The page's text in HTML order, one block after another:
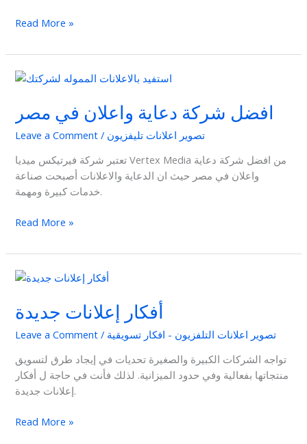
Read More »
افضل شركة دعاية واعلان في مصر
Leave a Comment / تصوير اعلانات تليفزيون
تعتبر شركة فيرتيكس ميديا Vertex Media من افضل شركة دعاية
واعلان في مصر حيث ان الدعاية والاعلانات أصبحت صناعة
خدمات كبيرة ومهمة.
افضل
واعلان
في
مصر
Read More »
أفكار إعلانات جديدة
Leave a Comment / تصوير اعلانات التلفزيون - افكار تسويقية
تواجه الشركات الكبيرة والصغيرة تحديات في إيجاد طرق لتسويق
منتجاتها بفعالية وفي حدود الميزانية. لذلك فأنت في حاجة ل أفكار
إعلانات جديدة.
أفكار
جديدة
Read More »